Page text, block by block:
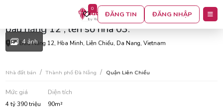
0
ĐĂNG TIN ĐĂNG NHẬP
Hạ giá 200tr cần bán nhanh lô đất mặt đường
bàu năng 12 , lên số nhà 03.
3 Bàu Năng 12, Hòa Minh, Liên Chiểu, Da Nang, Vietnam
4 ảnh
Nhà đất bán Thành phố Đà Nẵng Quận Liên Chiểu
Mức giá
4 tỷ 390 triệu
Diện tích
90m²